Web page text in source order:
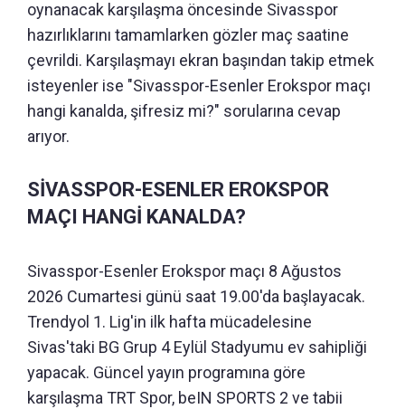
oynanacak karşılaşma öncesinde Sivasspor
hazırlıklarını tamamlarken gözler maç saatine
çevrildi. Karşılaşmayı ekran başından takip etmek
isteyenler ise "Sivasspor-Esenler Erokspor maçı
hangi kanalda, şifresiz mi?" sorularına cevap
arıyor.
SİVASSPOR-ESENLER EROKSPOR
MAÇI HANGİ KANALDA?
Sivasspor-Esenler Erokspor maçı 8 Ağustos
2026 Cumartesi günü saat 19.00'da başlayacak.
Trendyol 1. Lig'in ilk hafta mücadelesine
Sivas'taki BG Grup 4 Eylül Stadyumu ev sahipliği
yapacak. Güncel yayın programına göre
karşılaşma TRT Spor, beIN SPORTS 2 ve tabii